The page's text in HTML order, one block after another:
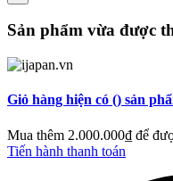
Sản phẩm vừa được
Giỏ hàng hiện có () sản
Mua thêm 2.000.000₫ để
Tiến hành thanh toán